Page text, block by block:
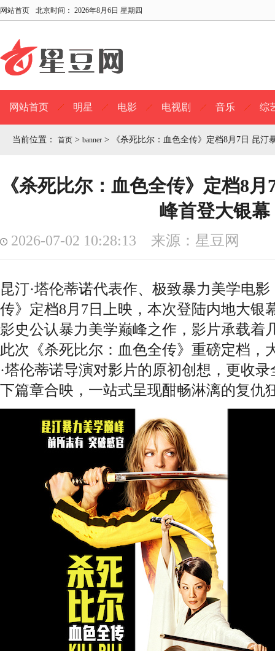
网站首页 北京时间： 2026年8月6日 星期四
网站首页 明星 电影 电视剧 音乐 综
当前位置： 首页 > banner > 《杀死比尔：血色全传》定档8月7日 昆汀
《杀死比尔：血色全传》定档8
峰首登大银幕
2026-07-02 10:28:13 来源：星豆网
昆汀·塔伦蒂诺代表作、极致暴力美学电
传》定档8月7日上映，本次登陆内地大银
影史公认暴力美学巅峰之作，影片承载着
此次《杀死比尔：血色全传》重磅定档，
·塔伦蒂诺导演对影片的原初创想，更收
下篇章合映，一站式呈现酣畅淋漓的复仇